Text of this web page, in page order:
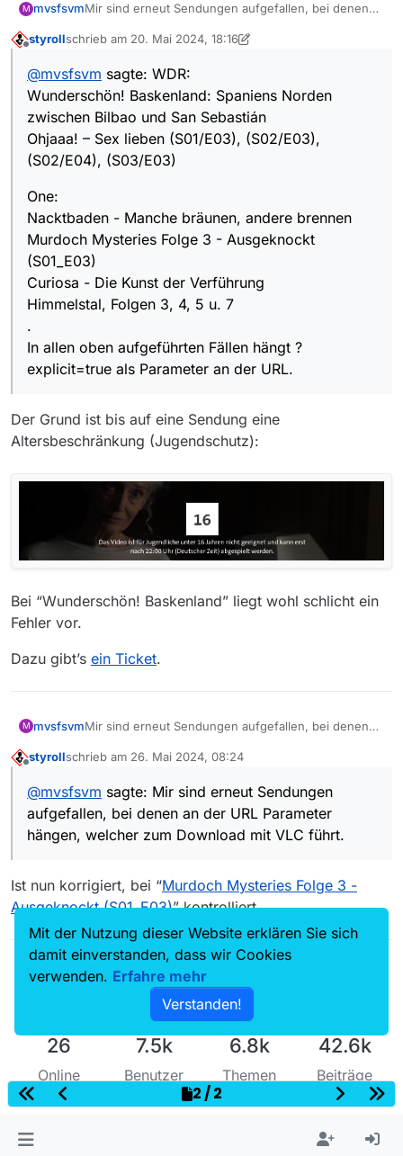
M mvsfsvmMir sind erneut Sendungen aufgefallen, bei denen
Download mit VLC führt.
WDR:
zwischen Bilbao und San Sebastián
Ohjaaa! – Sex lieben (S01/E03), (S02/E03),
(S02/E04), (S03/E03)
One:
Nacktbaden - Manche bräunen, andere brennen
Murdoch Mysteries Folge 3 - Ausgeknockt (S01_E03)
Curiosa - Die Kunst der Verführung
Himmelstal, Folgen 3, 4, 5 u. 7
In allen oben aufgeführten Fällen hängt
als Parameter an der URL.
PS: Ich brauche keine Links/URLs.
styrollschrieb am 20. Mai 2024, 18:16
zuletzt editiert von styroll
@mvsfsvm sagte: WDR:
Wunderschön! Baskenland: Spaniens Norden
zwischen Bilbao und San Sebastián
Ohjaaa! – Sex lieben (S01/E03), (S02/E03),
(S02/E04), (S03/E03)
One:
Nacktbaden - Manche bräunen, andere brennen
Murdoch Mysteries Folge 3 - Ausgeknockt
(S01_E03)
Curiosa - Die Kunst der Verführung
Himmelstal, Folgen 3, 4, 5 u. 7
.
In allen oben aufgeführten Fällen hängt ?
explicit=true als Parameter an der URL.
Der Grund ist bis auf eine Sendung eine
Altersbeschränkung (Jugendschutz):
Bei “Wunderschön! Baskenland” liegt wohl schlicht ein
Fehler vor.
Dazu gibt’s ein Ticket.
M mvsfsvmMir sind erneut Sendungen aufgefallen, bei denen
Download mit VLC führt.
WDR:
zwischen Bilbao und San Sebastián
Ohjaaa! – Sex lieben (S01/E03), (S02/E03),
(S02/E04), (S03/E03)
One:
Nacktbaden - Manche bräunen, andere brennen
Murdoch Mysteries Folge 3 - Ausgeknockt (S01_E03)
In allen oben aufgeführten Fällen hängt?
Offline
styrollschrieb am 26. Mai 2024, 08:24
zuletzt editiert von
@mvsfsvm sagte: Mir sind erneut Sendungen
aufgefallen, bei denen an der URL Parameter
hängen, welcher zum Download mit VLC führt.
Ist nun korrigiert, bei “Murdoch Mysteries Folge 3 -
Ausgeknockt (S01_E03)” kontrolliert.
26
Online
7.5k
Benutzer
6.8k
Themen
42.6k
Beiträge
2 / 2
Mit der Nutzung dieser Website erklären Sie sich
damit einverstanden, dass wir Cookies
verwenden. Erfahre mehr
Verstanden!